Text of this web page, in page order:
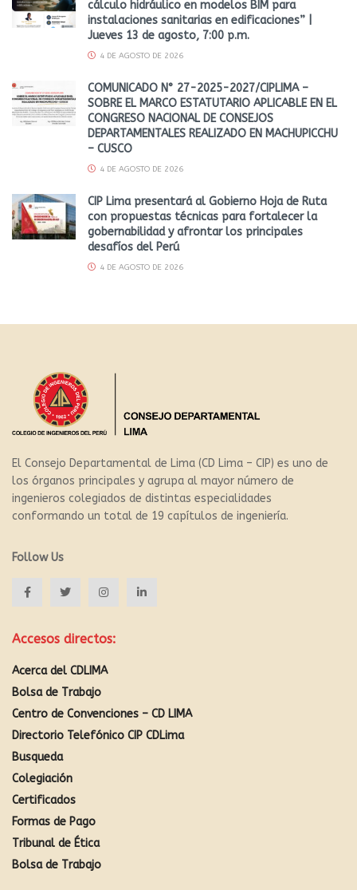
cálculo hidráulico en modelos BIM para
instalaciones sanitarias en edificaciones” |
Jueves 13 de agosto, 7:00 p.m.
4 DE AGOSTO DE 2026
COMUNICADO N° 27-2025-2027/CIPLIMA –
SOBRE EL MARCO ESTATUTARIO APLICABLE EN EL
CONGRESO NACIONAL DE CONSEJOS
DEPARTAMENTALES REALIZADO EN MACHUPICCHU
– CUSCO
4 DE AGOSTO DE 2026
CIP Lima presentará al Gobierno Hoja de Ruta
con propuestas técnicas para fortalecer la
gobernabilidad y afrontar los principales
desafíos del Perú
4 DE AGOSTO DE 2026
El Consejo Departamental de Lima (CD Lima – CIP) es uno de
los órganos principales y agrupa al mayor número de
ingenieros colegiados de distintas especialidades
conformando un total de 19 capítulos de ingeniería.
Follow Us
Accesos directos:
Acerca del CDLIMA
Bolsa de Trabajo
Centro de Convenciones – CD LIMA
Directorio Telefónico CIP CDLima
Busqueda
Colegiación
Certificados
Formas de Pago
Tribunal de Ética
Bolsa de Trabajo